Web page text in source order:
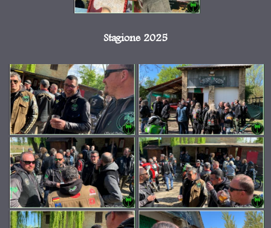
Stagione 2025